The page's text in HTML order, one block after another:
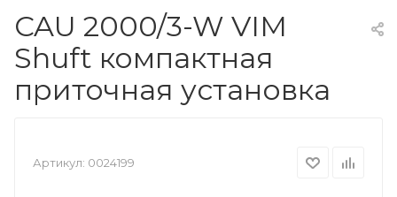
CAU 2000/3-W VIM
Shuft компактная
приточная установка
Артикул: 0024199